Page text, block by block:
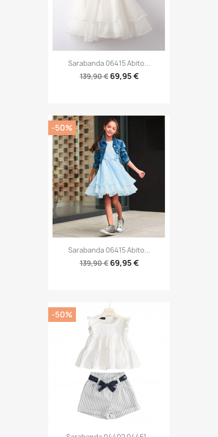
Sarabanda 06415 Abito...
139,90 € 69,95 €
Sarabanda 06415 Abito...
139,90 € 69,95 €
-50%
-50%